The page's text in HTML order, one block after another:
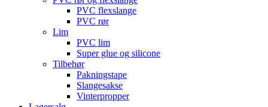
PVC flexslange
PVC rør
Lim
PVC lim
Super glue og silicone
Tilbehør
Pakningstape
Slangesakse
Vinterpropper